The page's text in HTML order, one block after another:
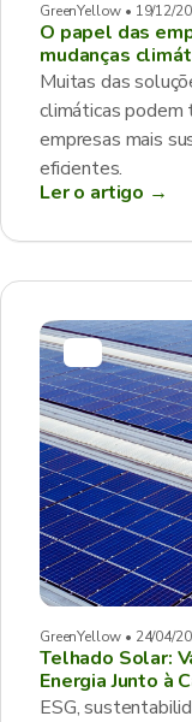
GreenYellow • 19/12/
O papel das
mudanças
Muitas das
climáticas podem
empresas mais
eficientes.
Ler o artigo →
GreenYellow • 24/04/
Telhado Solar:
Energia Junto à
ESG,